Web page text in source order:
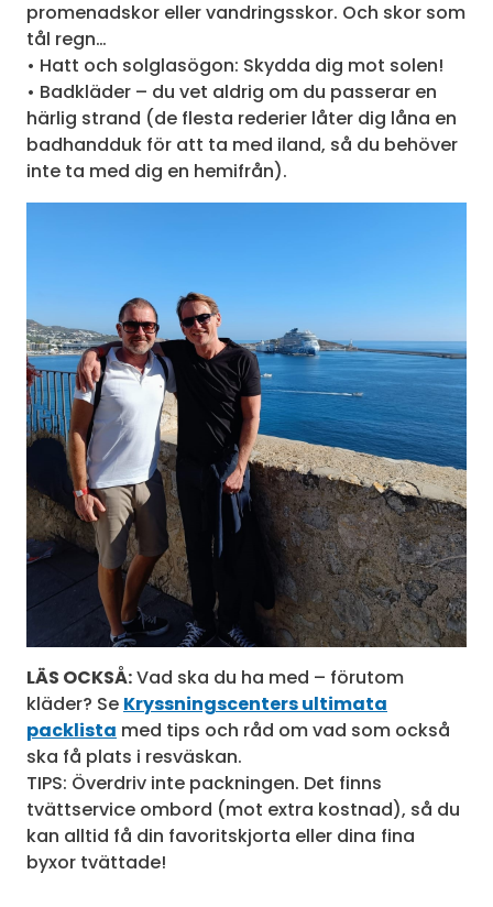
promenadskor eller vandringsskor. Och skor som
tål regn…
• Hatt och solglasögon: Skydda dig mot solen!
• Badkläder – du vet aldrig om du passerar en
härlig strand (de flesta rederier låter dig låna en
badhandduk för att ta med iland, så du behöver
inte ta med dig en hemifrån).
LÄS OCKSÅ:Vad ska du ha med – förutom
kläder? Se Kryssningscenters ultimata
packlista med tips och råd om vad som också
ska få plats i resväskan.
TIPS: Överdriv inte packningen. Det finns
tvättservice ombord (mot extra kostnad), så du
kan alltid få din favoritskjorta eller dina fina
byxor tvättade!